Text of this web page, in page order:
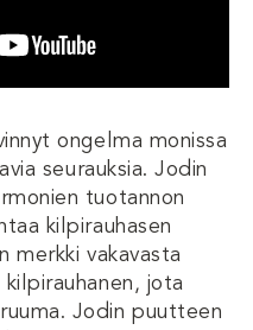
ongelma monissa
seurauksia. Jodin
tuotannon
kilpirauhasen
merkki vakavasta
jota
Jodin puutteen